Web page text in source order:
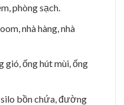
phòng sạch.
nhà hàng, nhà
gió, ống hút mùi, ống
bồn chứa, đường